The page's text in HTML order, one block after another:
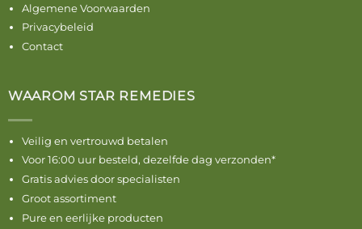
Algemene Voorwaarden
Privacybeleid
Contact
WAAROM STAR REMEDIES
Veilig en vertrouwd betalen
Voor 16:00 uur besteld, dezelfde dag verzonden*
Gratis advies door specialisten
Groot assortiment
Pure en eerlijke producten